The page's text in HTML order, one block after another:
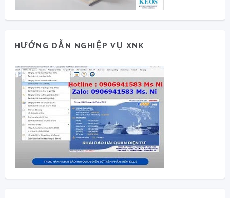
HƯỚNG DẪN NGHIỆP VỤ XNK